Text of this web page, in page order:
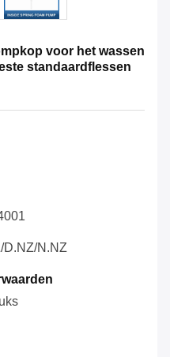
voor het wassen
standaardflessen
D.NZ/N.NZ